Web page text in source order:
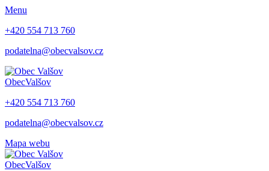
Menu
+420 554 713 760
podatelna@obecvalsov.cz
ObecValšov
+420 554 713 760
podatelna@obecvalsov.cz
Mapa webu
ObecValšov